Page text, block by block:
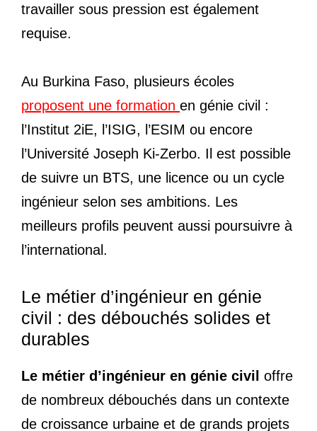
travailler sous pression est également
requise.
Au Burkina Faso, plusieurs écoles
proposent une formation en génie civil :
l’Institut 2iE, l’ISIG, l’ESIM ou encore
l’Université Joseph Ki-Zerbo. Il est possible
de suivre un BTS, une licence ou un cycle
ingénieur selon ses ambitions. Les
meilleurs profils peuvent aussi poursuivre à
l’international.
Le métier d’ingénieur en génie
civil : des débouchés solides et
durables
Le métier d’ingénieur en génie civil offre
de nombreux débouchés dans un contexte
de croissance urbaine et de grands projets